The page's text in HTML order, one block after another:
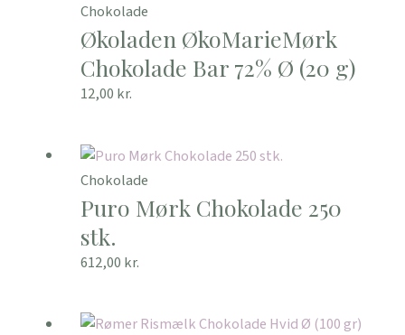
Chokolade
Økoladen ØkoMarieMørk
Chokolade Bar 72% Ø (20 g)
12,00 kr.
Chokolade
Puro Mørk Chokolade 250
stk.
612,00 kr.
Den
Den